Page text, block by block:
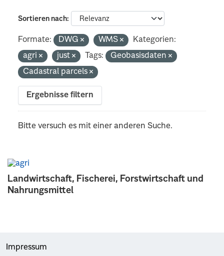
Landwirtschaft, Fischerei, Forstwirtschaft und
Nahrungsmittel
Sortieren nach
Formate: DWG WMS
Kategorien:
agri
just Tags:
Geobasisdaten
Cadastral parcels
Ergebnisse filtern
Bitte versuch es mit einer anderen Suche.
Impressum